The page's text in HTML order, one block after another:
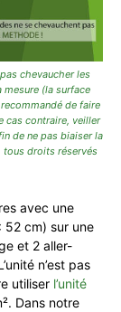
chevaucher les
(la surface
de faire
cas contraire, veiller
de ne pas biaiser la
tous droits réservés
avec une
52 cm) sur une
et 2 aller-
n’est pas
utiliser l’unité
Dans notre